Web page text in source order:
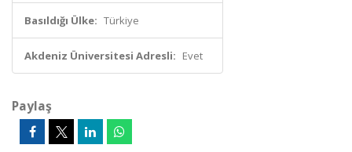
Basıldığı Ülke: Türkiye
Akdeniz Üniversitesi Adresli: Evet
Paylaş